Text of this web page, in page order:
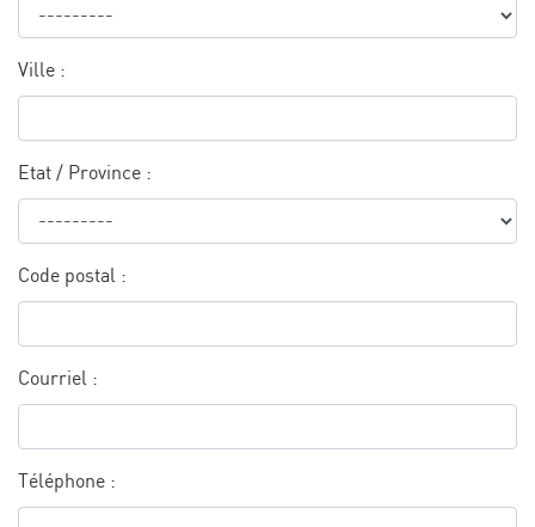
Ville :
Etat / Province :
Code postal :
Courriel :
Téléphone :